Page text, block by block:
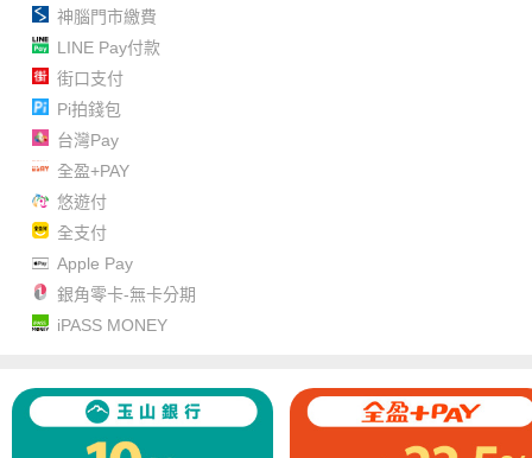
神腦門市繳費
LINE Pay付款
街口支付
Pi拍錢包
台灣Pay
全盈+PAY
悠遊付
全支付
Apple Pay
銀角零卡-無卡分期
iPASS MONEY